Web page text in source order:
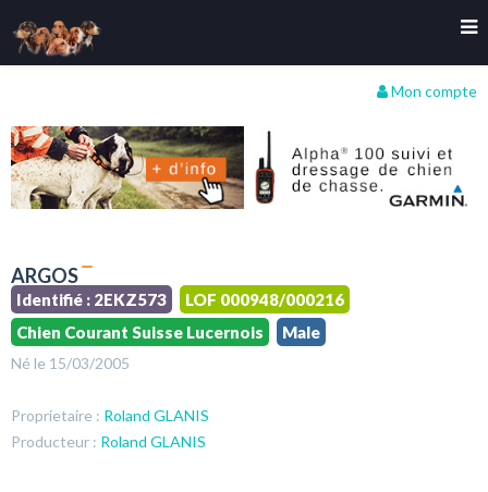
Mon compte
ARGOS
Identifié : 2EKZ573
LOF 000948/000216
Chien Courant Suisse Lucernois
Male
Né le 15/03/2005
Proprietaire : Roland GLANIS
Producteur : Roland GLANIS